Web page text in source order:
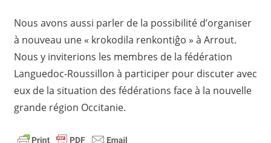
Nous avons aussi parler de la possibilité d’organiser
à nouveau une « krokodila renkontiĝo » à Arrout.
Nous y inviterions les membres de la fédération
Languedoc-Roussillon à participer pour discuter avec
eux de la situation des fédérations face à la nouvelle
grande région Occitanie.